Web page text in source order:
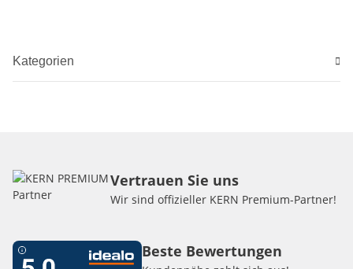
Kategorien
Vertrauen Sie uns
Wir sind offizieller KERN Premium-Partner!
Beste Bewertungen